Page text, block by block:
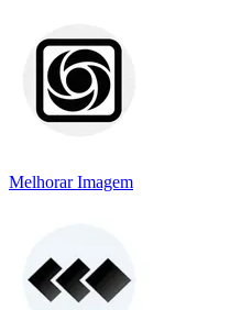
Melhorar Imagem